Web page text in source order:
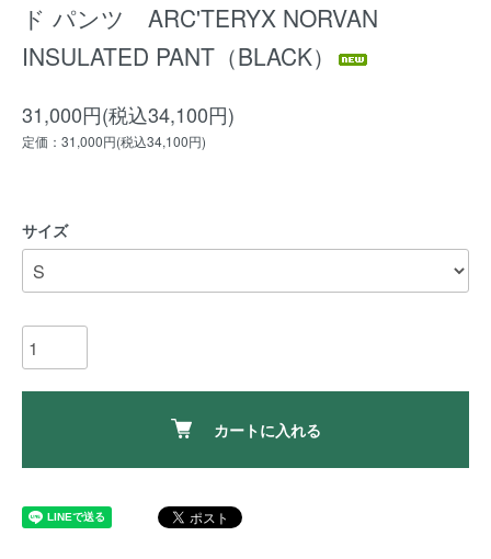
ド パンツ ARC'TERYX NORVAN
INSULATED PANT（BLACK）
31,000円(税込34,100円)
定価：31,000円(税込34,100円)
サイズ
カートに入れる